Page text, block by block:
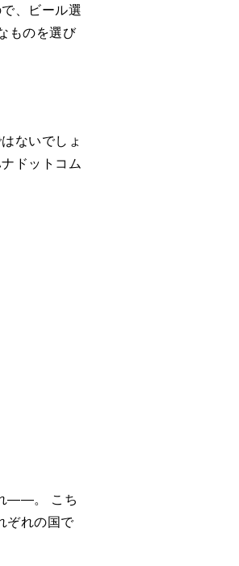
、ビール選
ものを選び
ないでしょ
ドットコム
――。 こち
ぞれの国で